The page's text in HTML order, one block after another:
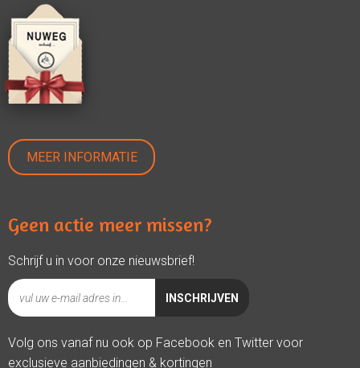
MEER INFORMATIE
Geen actie meer missen?
Schrijf u in voor onze nieuwsbrief!
Volg ons vanaf nu ook op Facebook en Twitter voor
exclusieve aanbiedingen & kortingen